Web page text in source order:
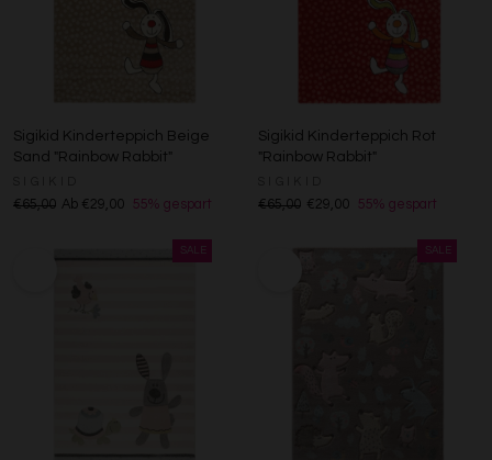
Sigikid Kinderteppich Beige
Sand "Rainbow Rabbit"
€65,00 Ab €29,00 55% gespart
Sigikid Kinderteppich Rot
"Rainbow Rabbit"
€65,00 €29,00 55% gespart